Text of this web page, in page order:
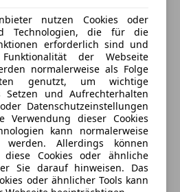
beleuchtet
Drive Profile)
(Front assist) mit City-
hochglänzend
mit dynamischem Blinker und
an Rücksitz
an Ihre Bedürfnisse
ab Stufe 0
versichern & Rabatt holen
nutzen Cookies oder
Technologien, die für die
erforderlich sind und
der Webseite
normalerweise als Folge
genutzt, um wichtige
Setzen und Aufrechterhalten
Datenschutzeinstellungen
Verwendung dieser Cookies
kann normalerweise
werden. Allerdings können
diese Cookies oder ähnliche
Sie darauf hinweisen. Das
oder ähnlicher Tools kann